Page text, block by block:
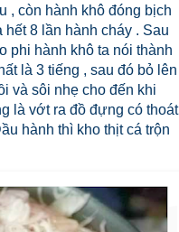
, còn hành khô đóng bịch
8 lần hành cháy . Sau
phi hành khô ta nói thành
là 3 tiếng , sau đó bỏ lên
và sôi nhẹ cho đến khi
là vớt ra đồ đựng có thoát
hành thì kho thịt cá trộn